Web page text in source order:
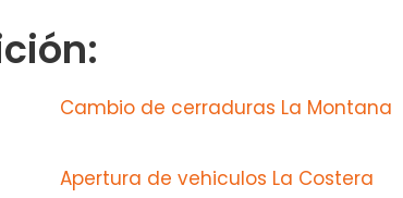
Cambio de cerraduras La Montana
Apertura de vehiculos La Costera